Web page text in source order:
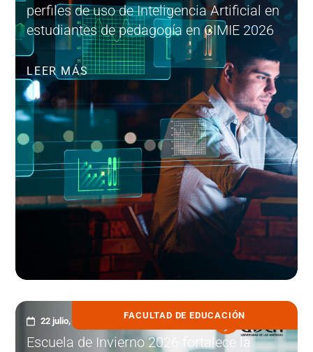
perfiles de uso de Inteligencia Artificial en
estudiantes de pedagogía en CIMIE 2026
LEER MÁS
FACULTAD DE EDUCACIÓN
22 julio, 2026
Escuela de Invierno 2026 fortalece la